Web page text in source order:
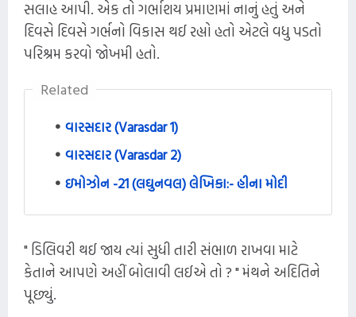
સલાહ આપી. એક તો ગર્ભાશય પ્રમાણમાં નાનું હતું અને
દિવસે દિવસે ગર્ભનો વિકાસ થઈ રહ્યો હતો એટલે વધુ પડતો
પરિશ્રમ કરવો જોખમી હતો.
Related
વારસદાર (Varasdar 1)
વારસદાર (Varasdar 2)
ઇમોઝોન -21 (લઘુનવલ) લેખિકા:- હીના મોદી
" ડિલિવરી થઈ જાય ત્યાં સુધી તારી સંભાળ રાખવા માટે
કેતાને આપણે અહીં બોલાવી લઈએ તો ? " મંથને અદિતિને
પૂછ્યું.